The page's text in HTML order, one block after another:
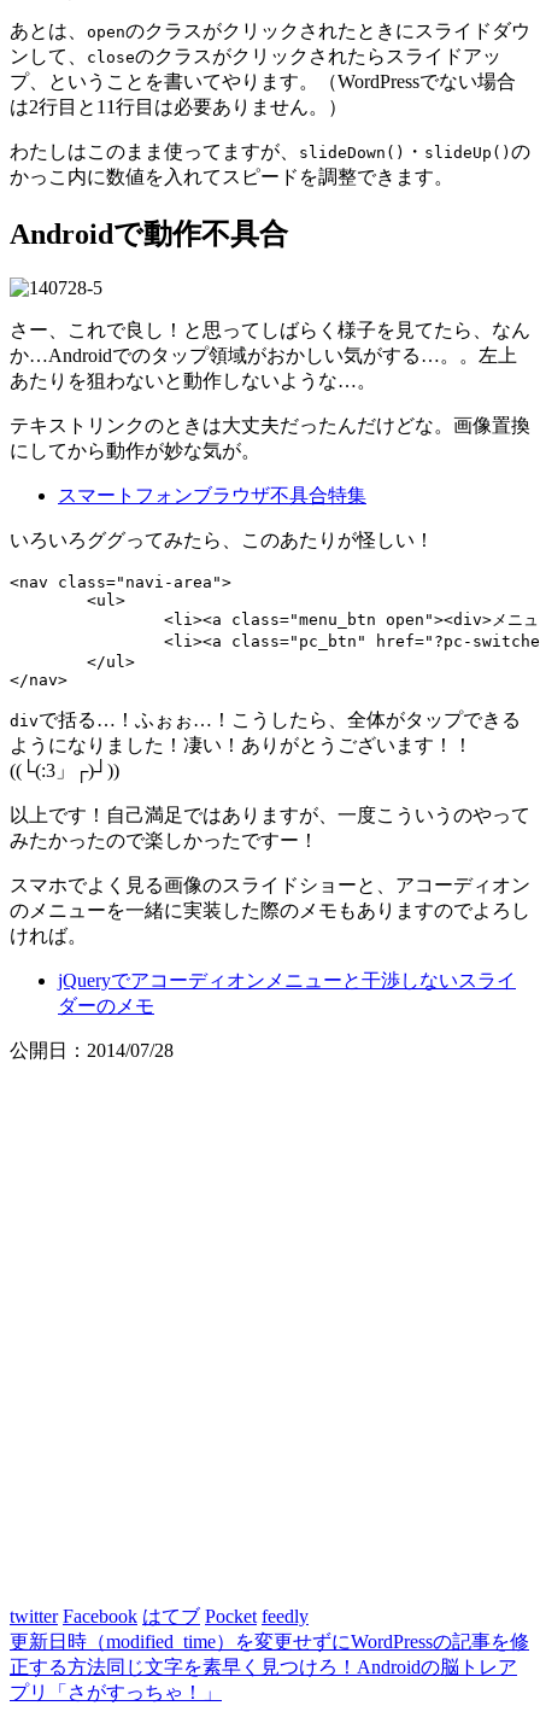
あとは、 openのクラスがクリックされたときにスライドダウ
ンして、
closeのクラスがクリックされたらスライドアッ
プ、ということを書いてやります。（WordPressでない場合
は2行目と11行目は必要ありません。）
わたしはこのまま使ってますが、 slideDown() ・ slideUp() の
かっこ内に数値を入れてスピードを調整できます。
Androidで動作不具合
さー、これで良し！と思ってしばらく様子を見てたら、なん
か…Androidでのタップ領域がおかしい気がする…。。左上
あたりを狙わないと動作しないような…。
テキストリンクのときは大丈夫だったんだけどな。画像置換
にしてから動作が妙な気が。
スマートフォンブラウザ不具合特集
いろいろググってみたら、このあたりが怪しい！
<nav class="navi-area">
divで括る…！ふぉぉ…！こうしたら、全体がタップできる
ようになりました！凄い！ありがとうございます！！
((└(:3」┌)┘))
以上です！自己満足ではありますが、一度こういうのやって
みたかったので楽しかったですー！
スマホでよく見る画像のスライドショーと、アコーディオン
のメニューを一緒に実装した際のメモもありますのでよろし
ければ。
jQueryでアコーディオンメニューと干渉しないスライ
ダーのメモ
公開日：2014/07/28
twitter Facebook はてブ Pocket feedly
更新日時（modified_time）を変更せずにWordPressの記事を修
正する方法同じ文字を素早く見つけろ！Androidの脳トレア
プリ「さがすっちゃ！」